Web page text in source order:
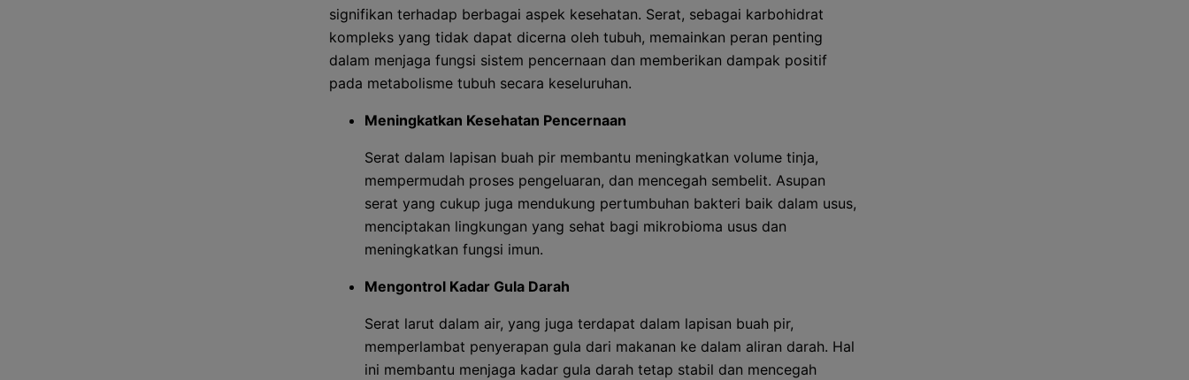
signifikan terhadap berbagai aspek kesehatan. Serat, sebagai karbohidrat
kompleks yang tidak dapat dicerna oleh tubuh, memainkan peran penting
dalam menjaga fungsi sistem pencernaan dan memberikan dampak positif
pada metabolisme tubuh secara keseluruhan.
Meningkatkan Kesehatan Pencernaan
Serat dalam lapisan buah pir membantu meningkatkan volume tinja,
mempermudah proses pengeluaran, dan mencegah sembelit. Asupan
serat yang cukup juga mendukung pertumbuhan bakteri baik dalam usus,
menciptakan lingkungan yang sehat bagi mikrobioma usus dan
meningkatkan fungsi imun.
Mengontrol Kadar Gula Darah
Serat larut dalam air, yang juga terdapat dalam lapisan buah pir,
memperlambat penyerapan gula dari makanan ke dalam aliran darah. Hal
ini membantu menjaga kadar gula darah tetap stabil dan mencegah